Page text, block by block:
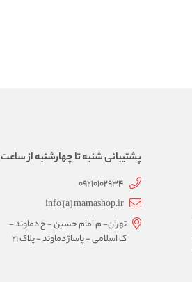
پشتیبانی شنبه تا چهارشنبه از ساعت 9 تا 17
09210102934
info [a] mamashop.ir
تهران- م امام حسین - خ دماوند -
ک اسلامی - پاساژ دماوند - پلاک 21